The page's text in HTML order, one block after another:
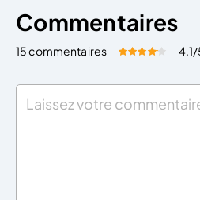
Commentaires
15 commentaires Évaluez cet 4.1/